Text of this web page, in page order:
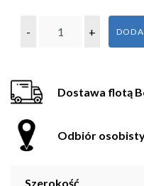
- +
Dostawa flotą
Odbiór
Szerokość